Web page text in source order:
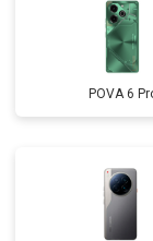
POVA 6